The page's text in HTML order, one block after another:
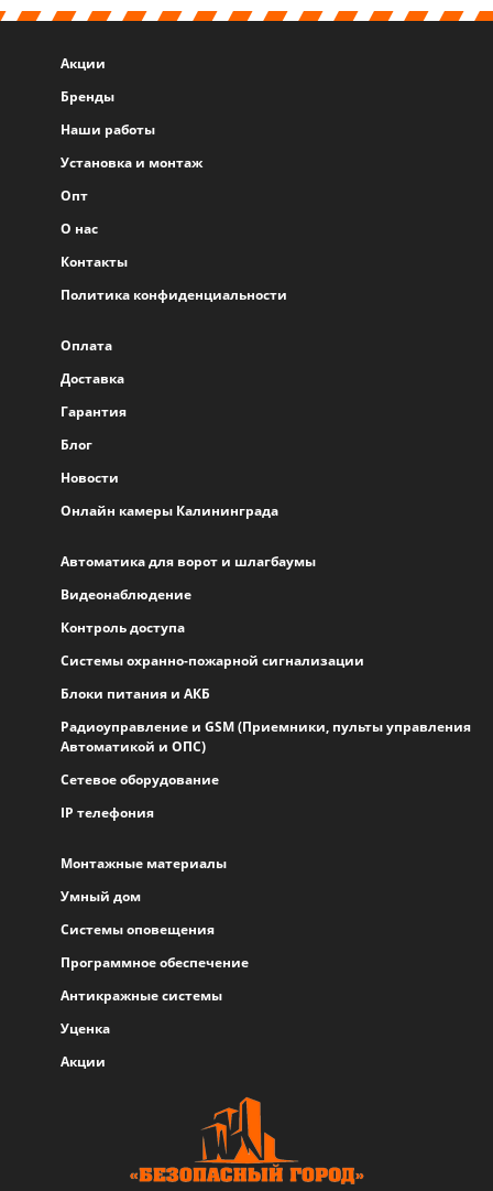
Акции
Бренды
Наши работы
Установка и монтаж
Опт
О нас
Контакты
Политика конфиденциальности
Оплата
Доставка
Гарантия
Блог
Новости
Онлайн камеры Калининграда
Автоматика для ворот и шлагбаумы
Видеонаблюдение
Контроль доступа
Системы охранно-пожарной сигнализации
Блоки питания и АКБ
Радиоуправление и GSM (Приемники, пульты управления
Автоматикой и ОПС)
Сетевое оборудование
IP телефония
Монтажные материалы
Умный дом
Системы оповещения
Программное обеспечение
Антикражные системы
Уценка
Акции